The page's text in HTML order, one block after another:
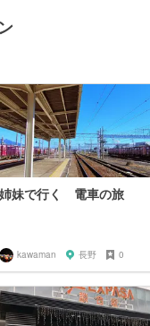
姉妹で行く 電車の旅
kawaman 長野 0